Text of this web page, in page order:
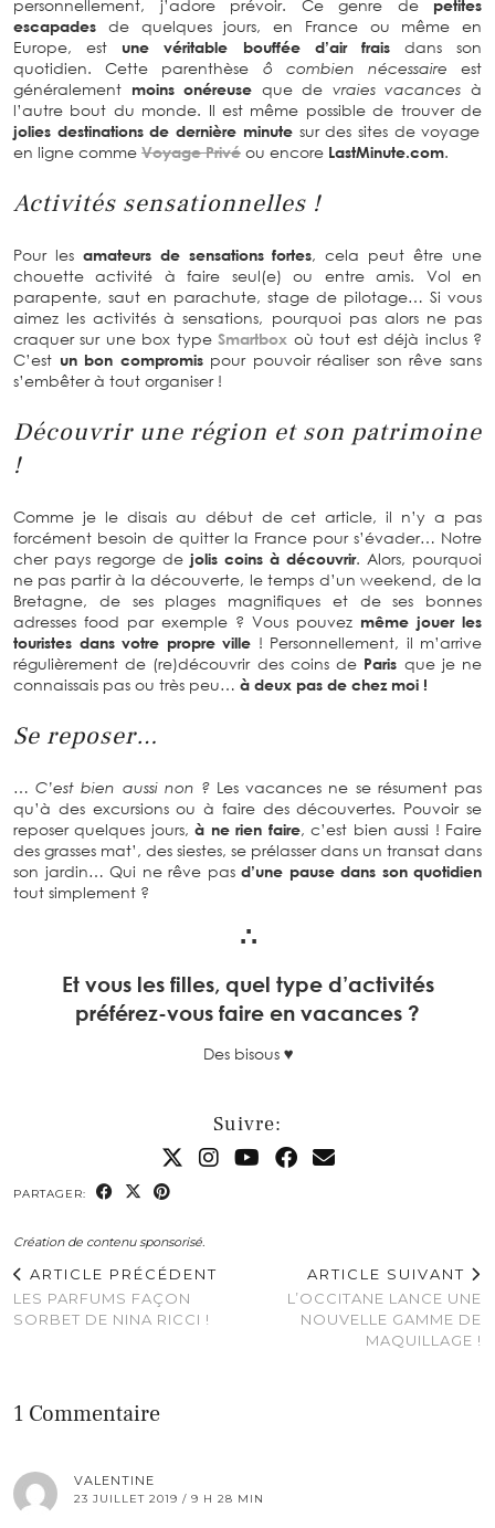
personnellement, j’adore prévoir. Ce genre de petites
escapades de quelques jours, en France ou même en
Europe, est une véritable bouffée d’air fraisdans son
quotidien. Cette parenthèse ô combien nécessaire est
généralement moins onéreuse que de vraies vacances à
l’autre bout du monde. Il est même possible de trouver de
jolies destinations de dernière minutesur des sites de voyage
en ligne comme Voyage Privé ou encore LastMinute.com.
Activités sensationnelles !
Pour les amateurs de sensations fortes, cela peut être une
chouette activité à faire seul(e) ou entre amis. Vol en
parapente, saut en parachute, stage de pilotage… Si vous
aimez les activités à sensations, pourquoi pas alors ne pas
craquer sur une box typeSmartbox où tout est déjà inclus ?
C’est un bon compromispour pouvoir réaliser son rêve sans
s’embêter à tout organiser !
Découvrir une région et son patrimoine
!
Comme je le disais au début de cet article, il n’y a pas
forcément besoin de quitter la France pour s’évader… Notre
cher pays regorge de jolis coins à découvrir. Alors, pourquoi
ne pas partir à la découverte, le temps d’un weekend, de la
Bretagne, de ses plages magnifiques et de ses bonnes
adresses food par exemple ? Vous pouvez même jouer les
touristes dans votre propre ville ! Personnellement, il m’arrive
régulièrement de (re)découvrir des coins de Paris que je ne
connaissais pas ou très peu… à deux pas de chez moi !
Se reposer…
… C’est bien aussi non ?Les vacances ne se résument pas
qu’à des excursions ou à faire des découvertes. Pouvoir se
reposer quelques jours,à ne rien faire, c’est bien aussi ! Faire
des grasses mat’, des siestes, se prélasser dans un transat dans
son jardin… Qui ne rêve pas d’une pause dans son quotidien
tout simplement ?
∴
Et vous les filles, quel type d’activités
préférez-vous faire en vacances ?
Des bisous ♥
Suivre:
PARTAGER:
Création de contenu sponsorisé.
ARTICLE PRÉCÉDENT
LES PARFUMS FAÇON
SORBET DE NINA RICCI !
ARTICLE SUIVANT
L’OCCITANE LANCE UNE
NOUVELLE GAMME DE
MAQUILLAGE !
1 Commentaire
VALENTINE
23 JUILLET 2019 / 9 H 28 MIN